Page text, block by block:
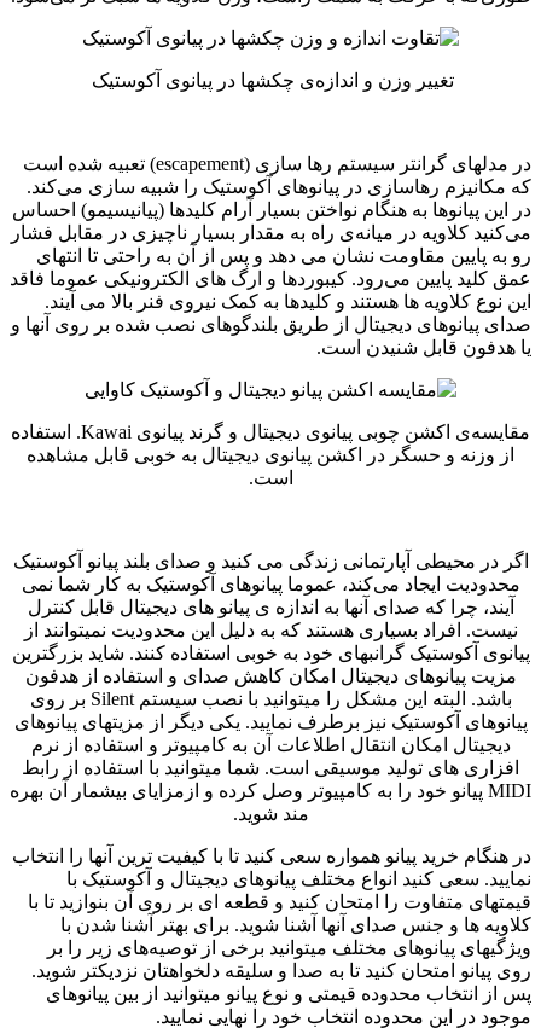
تغییر وزن و اندازه‌ی چکشها در پیانوی آکوستیک
در مدلهای گرانتر سیستم رها سازی (escapement) تعبیه شده است
که مکانیزم رهاسازی در پیانوهای آکوستیک را شبیه سازی می‌کند.
در این پیانوها به هنگام نواختن بسیار آرام کلیدها (پیانیسیمو) احساس
می‌كنید كلاویه در میانه‌ی راه به مقدار بسیار ناچیزی در مقابل فشار
رو به پایین مقاومت نشان می دهد و پس از آن به راحتی تا انتهای
عمق كلید پایین می‌رود. کیبوردها و ارگ های الکترونیکی عموما فاقد
این نوع کلاویه ها هستند و کلیدها به کمک نیروی فنر بالا می آیند.
صدای پیانوهای دیجیتال از طریق بلندگوهای نصب شده بر روی آنها و
یا هدفون قابل شنیدن است.
مقایسه‌ی اکشن چوبی پیانوی دیجیتال و گرند پیانوی Kawai. استفاده
از وزنه و حسگر در اکشن پیانوی دیجیتال به خوبی قابل مشاهده
است.
اگر در محیطی آپارتمانی زندگی می کنید و صدای بلند پیانو آکوستیک
محدودیت ایجاد می‌کند، عموما پیانوهای آکوستیک به کار شما نمی
آیند، چرا که صدای آنها به اندازه‌ ی پیانو های دیجیتال قابل کنترل
نیست. افراد بسیاری هستند که به دلیل این محدودیت نمیتوانند از
پیانوی آکوستیک گرانبهای خود به خوبی استفاده کنند. شاید بزرگترین
مزیت پیانوهای دیجیتال امکان کاهش صدای و استفاده از هدفون
باشد. البته این مشکل را میتوانید با نصب سیستم Silent بر روی
پیانوهای آکوستیک نیز برطرف نمایید. یکی دیگر از مزیتهای پیانوهای
دیجیتال امکان انتقال اطلاعات آن به کامپیوتر و استفاده از نرم
افزاری های تولید موسیقی است. شما میتوانید با استفاده از رابط
MIDI پیانو خود را به کامپیوتر وصل کرده و ازمزایای بیشمار آن بهره
مند شوید.
در هنگام خرید پیانو همواره سعی کنید تا با کیفیت ترین آنها را انتخاب
نمایید. سعی کنید انواع مختلف پیانوهای دیجیتال و آکوستیک با
قیمتهای متفاوت را امتحان کنید و قطعه ای بر روی آن بنوازید تا با
کلاویه ها و جنس صدای آنها آشنا شوید. برای بهتر آشنا شدن با
ویژگیهای پیانوهای مختلف میتوانید برخی از توصیه‌های زیر را بر
روی پیانو امتحان کنید تا به صدا و سلیقه دلخواهتان نزدیکتر شوید.
پس از انتخاب محدوده قیمتی و نوع پیانو میتوانید از بین پیانوهای
موجود در این محدوده انتخاب خود را نهایی نمایید.